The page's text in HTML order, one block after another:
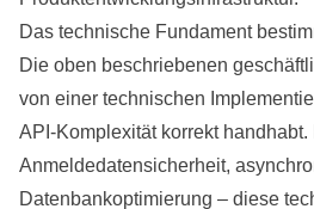
Das technische Fundament
Die oben beschriebenen
von einer technischen
API-Komplexität korrekt
Anmeldedatensicherheit,
Datenbankoptimierung – diese